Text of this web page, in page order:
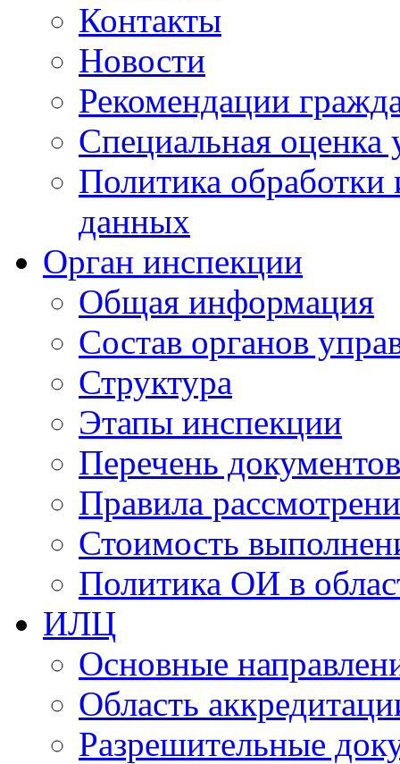
Контакты
Новости
Рекомендации
Специальная
Политика
данных
Орган инспекции
Общая информация
Состав органов
Структура
Этапы инспекции
Перечень документов
Правила
Стоимость
Политика ОИ в
ИЛЦ
Основные
Область
Разрешительные